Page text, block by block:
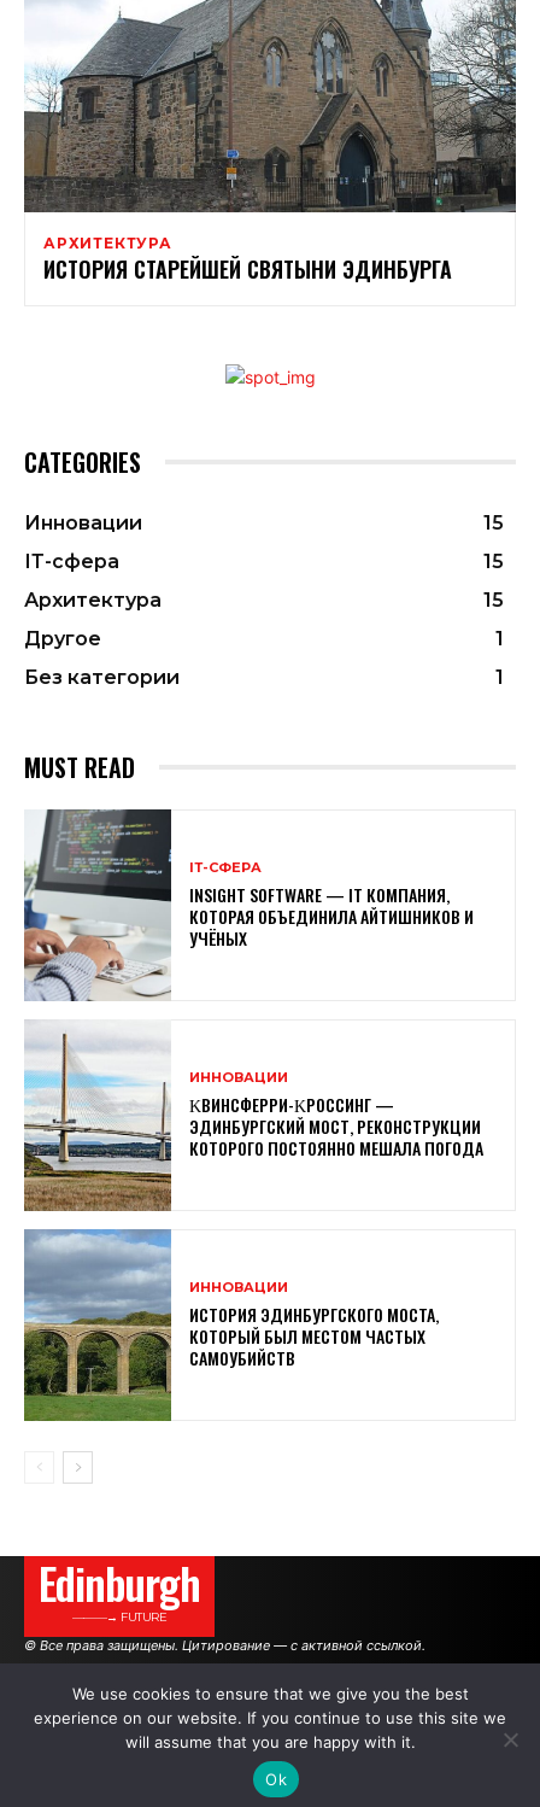
АРХИТЕКТУРА
ИСТОРИЯ СТАРЕЙШЕЙ СВЯТЫНИ ЭДИНБУРГА
CATEGORIES
Инновации
15
ІТ-сфера
15
Архитектура
15
Другое
1
Без категории
1
MUST READ
ІТ-СФЕРА
INSIGHT SOFTWARE — IТ КОМПАНИЯ,
КОТОРАЯ ОБЪЕДИНИЛА АЙТИШНИКОВ И
УЧЁНЫХ
ИННОВАЦИИ
ΚВИНСФЕРРИ-ΚРОССИНГ —
ЭДИНБУРГСКИЙ МОСТ, РЕКОНСТРУКЦИИ
КОТОРОГО ПОСТОЯННО МЕШАЛА ПОГОДА
ИННОВАЦИИ
ИСТОРИЯ ЭДИНБУРГСКОГО МОСТА,
КОТОРЫЙ БЫЛ МЕСТОМ ЧАСТЫХ
САМОУБИЙСТВ
Edinburgh
———→ FUTURE
© Все права защищены. Цитирование — с активной ссылкой.
АВТОРЫ РЕКЛАМА НА САЙТЕ
We use cookies to ensure that we give you the best
experience on our website. If you continue to use this site we
will assume that you are happy with it.
Ok